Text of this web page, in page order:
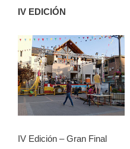
IV EDICIÓN
IV Edición – Gran Final